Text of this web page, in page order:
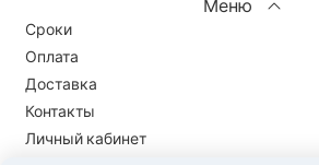
Меню
Сроки
Оплата
Доставка
Контакты
Личный кабинет